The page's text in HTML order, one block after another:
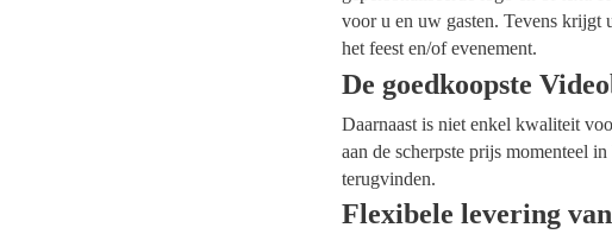
voor u en uw gasten. Tevens krijgt
het feest en/of evenement.
De goedkoopste
Daarnaast is niet enkel kwaliteit
aan de scherpste prijs momenteel
terugvinden.
Flexibele levering